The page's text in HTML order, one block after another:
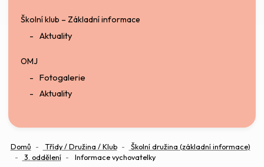
Školní klub – Základní informace
Aktuality
OMJ
Fotogalerie
Aktuality
Domů Třídy / Družina / Klub
Školní družina (základní informace)
3. oddělení
Informace vychovatelky